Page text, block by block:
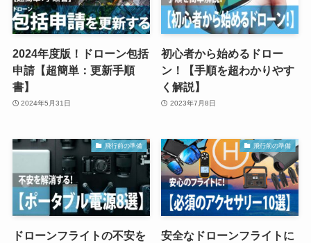
2024年度版！ドローン包括
申請【超簡単：更新手順
書】
2024年5月31日
初心者から始めるドロー
ン！【手順を超わかりやす
く解説】
2023年7月8日
飛行前の準備
ドローンフライトの不安を
飛行前の準備
安全なドローンフライトに